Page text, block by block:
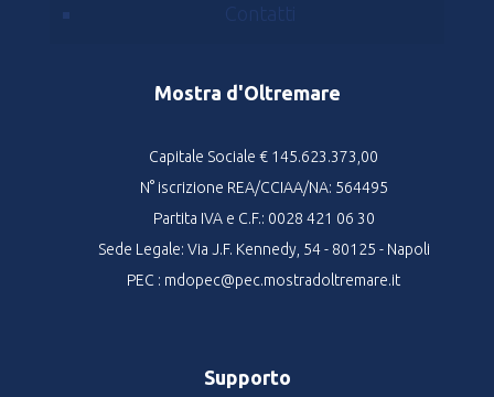
Contatti
Mostra d'Oltremare
Capitale Sociale € 145.623.373,00
N° iscrizione REA/CCIAA/NA: 564495
Partita IVA e C.F.: 0028 421 06 30
Sede Legale: Via J.F. Kennedy, 54 - 80125 - Napoli
PEC : mdopec@pec.mostradoltremare.it
Supporto